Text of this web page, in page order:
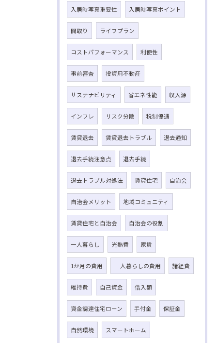
入居時写真重要性 入居時写真ポイント
間取り ライフプラン
コストパフォーマンス 利便性
事前審査 投資用不動産
サステナビリティ 省エネ性能 収入源
インフレ リスク分散 税制優遇
賃貸退去 賃貸退去トラブル 退去通知
退去手続注意点 退去手続
退去トラブル対処法 賃貸住宅 自治会
自治会メリット 地域コミュニティ
賃貸住宅と自治会 自治会の役割
一人暮らし 光熱費 家賃
1か月の費用 一人暮らしの費用 諸経費
維持費 自己資金 借入額
資金調達住宅ローン 手付金 保証金
自然環境 スマートホーム